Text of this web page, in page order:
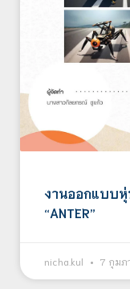
งานออกแบบ
“ANTER”
nicha.kul 7 กุมภ